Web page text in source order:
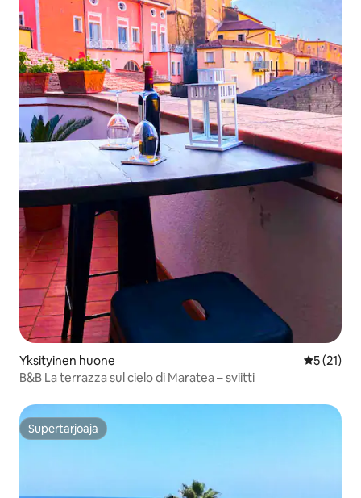
Yksityinen huone
5 (21)
B&B La terrazza sul cielo di Maratea – sviitti
Supertarjoaja
Supertarjoaja